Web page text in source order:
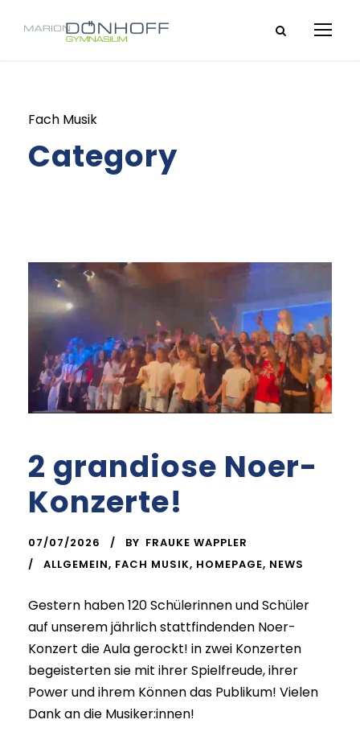
Fach Musik
Category
2 grandiose Noer-
Konzerte!
07/07/2026 BY FRAUKE WAPPLER
ALLGEMEIN, FACH MUSIK, HOMEPAGE, NEWS
Gestern haben 120 Schülerinnen und Schüler
auf unserem jährlich stattfindenden Noer-
Konzert die Aula gerockt! in zwei Konzerten
begeisterten sie mit ihrer Spielfreude, ihrer
Power und ihrem Können das Publikum! Vielen
Dank an die Musiker:innen!